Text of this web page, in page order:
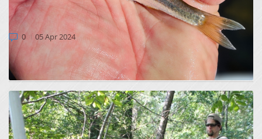
TUJERODNA PODUST REDKA
0 05 Apr 2024
V marcu 2024 smo v okviru Afterlife obdobja projekta v
potokih Jevšček in Močilnik izvedli monitoring uspeš...